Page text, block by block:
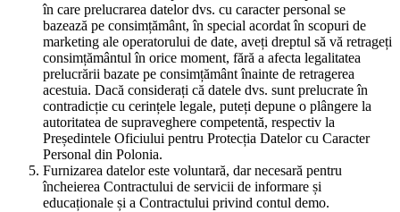
în care prelucrarea datelor dvs. cu caracter personal se
bazează pe consimțământ, în special acordat în scopuri de
marketing ale operatorului de date, aveți dreptul să vă retrageți
consimțământul în orice moment, fără a afecta legalitatea
prelucrării bazate pe consimțământ înainte de retragerea
acestuia. Dacă considerați că datele dvs. sunt prelucrate în
contradicție cu cerințele legale, puteți depune o plângere la
autoritatea de supraveghere competentă, respectiv la
Președintele Oficiului pentru Protecția Datelor cu Caracter
Personal din Polonia.
Furnizarea datelor este voluntară, dar necesară pentru
încheierea Contractului de servicii de informare și
educaționale și a Contractului privind contul demo.